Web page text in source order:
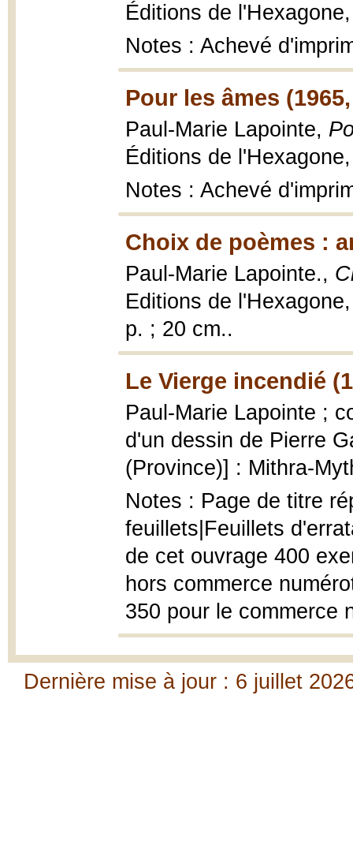
Éditions de
Notes : Achevé
Pour les âmes
Paul-Marie Lapointe,
Éditions de
Notes : Achevé
Choix de poèmes :
Paul-Marie Lapointe.,
Editions de
p. ; 20 cm..
Le Vierge incendié
Paul-Marie Lapointe ;
d'un dessin de Pierre
(Province)] : Mithra-
Notes : Page de titre
feuillets|Feuillets
de cet ouvrage 400
hors commerce
350 pour le commerce
Dernière mise à jour : 6 juillet